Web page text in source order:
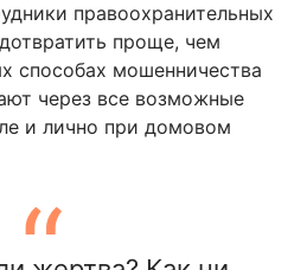
правоохранительных
проще, чем
способах мошенничества
через все возможные
и лично при домовом